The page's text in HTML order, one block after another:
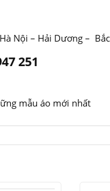
Nội – Hải Dương –
251
mẫu áo mới nhất